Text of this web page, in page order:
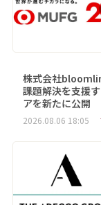
株式会社
課題解決を支援
アを新たに公開
2026.08.06 18:05